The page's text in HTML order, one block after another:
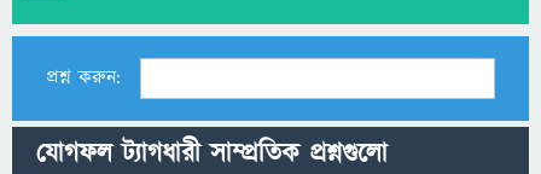
প্রশ্ন করুন:
যোগফল ট্যাগধারী সাম্প্রতিক প্রশ্নগুলো